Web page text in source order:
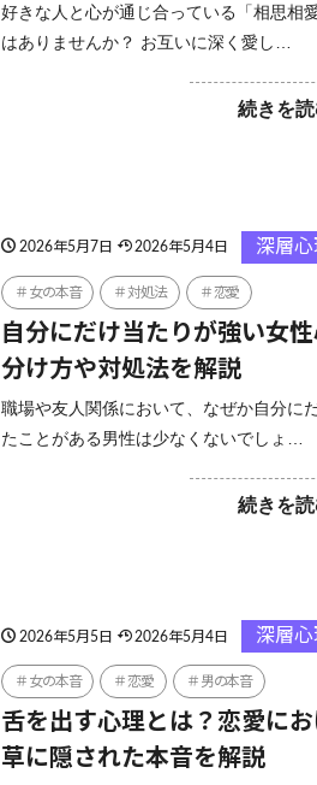
好きな人と心が通じ合っている「相思相
はありませんか？ お互いに深く愛し…
続きを
2026年5月7日 2026年5月4日 深層心
女の本音 対処法 恋愛
自分にだけ当たりが強い女
分け方や対処法を解説
職場や友人関係において、なぜか自分に
たことがある男性は少なくないでしょ…
続きを
2026年5月5日 2026年5月4日 深層心
女の本音 恋愛 男の本音
舌を出す心理とは？恋愛に
草に隠された本音を解説